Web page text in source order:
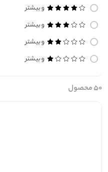
و بیشتر
و بیشتر
و بیشتر
و بیشتر
۵۰ محصول